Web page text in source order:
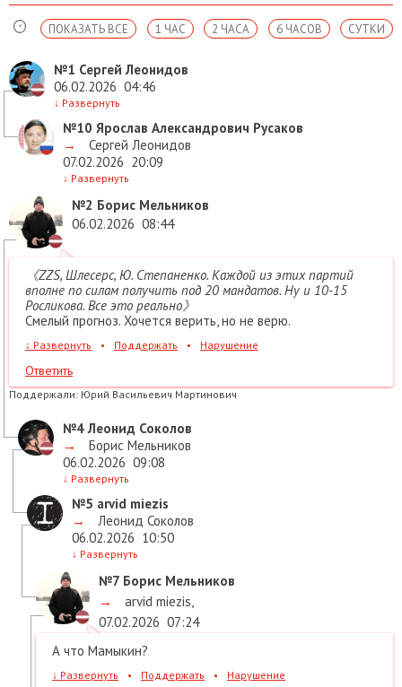
СУТКИ
6 ЧАСОВ
2 ЧАСА
1 ЧАС
ПОКАЗАТЬ ВСЕ
№1 Сергей Леонидов
06.02.2026 04:46
↓ Развернуть
№10 Ярослав Александрович Русаков
→
Сергей Леонидов
07.02.2026 20:09
↓ Развернуть
№2 Борис Мельников
06.02.2026 08:44
《ZZS, Шлесерс, Ю. Степаненко. Каждой из этих партий
вполне по силам получить под 20 мандатов. Ну и 10-15
Росликова. Все это реально》
Смелый прогноз. Хочется верить, но не верю.
↓ Развернуть • Поддержать • Нарушение
Ответить
Поддержали: Юрий Васильевич Мартинович
№4Леонид Соколов
→
Борис Мельников
06.02.2026 09:08
↓ Развернуть
№5 arvid miezis
→
Леонид Соколов
06.02.2026 10:50
↓ Развернуть
№7 Борис Мельников
→
arvid miezis,
07.02.2026 07:24
А что Мамыкин?
↓ Развернуть • Поддержать • Нарушение